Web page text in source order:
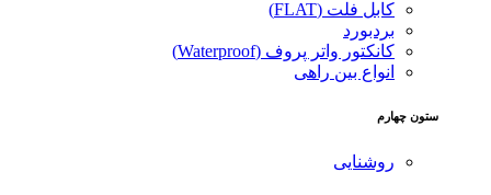
کابل فلت (FLAT)
بردبورد
کانکتور واتر پروف (Waterproof)
انواع بین راهی
ستون چهارم
روشنایی